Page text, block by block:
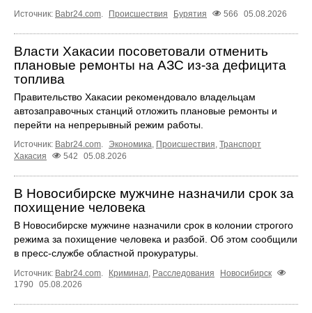
Источник: Babr24.com. Происшествия Бурятия 566 05.08.2026
Власти Хакасии посоветовали отменить
плановые ремонты на АЗС из-за дефицита
топлива
Правительство Хакасии рекомендовало владельцам
автозаправочных станций отложить плановые ремонты и
перейти на непрерывный режим работы.
Источник: Babr24.com. Экономика, Происшествия, Транспорт
Хакасия
542 05.08.2026
В Новосибирске мужчине назначили срок за
похищение человека
В Новосибирске мужчине назначили срок в колонии строгого
режима за похищение человека и разбой. Об этом сообщили
в пресс-службе областной прокуратуры.
Источник: Babr24.com. Криминал, Расследования
Новосибирск
1790 05.08.2026